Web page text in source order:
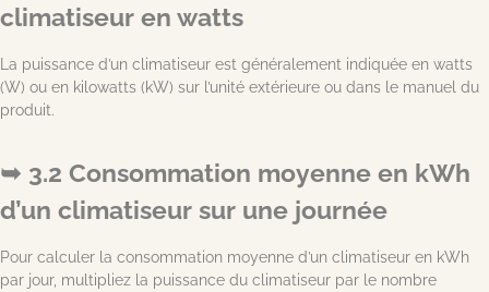
climatiseur en watts
La puissance d’un climatiseur est généralement indiquée en watts
(W) ou en kilowatts (kW) sur l’unité extérieure ou dans le manuel du
produit.
3.2 Consommation moyenne en kWh
d’un climatiseur sur une journée
Pour calculer la consommation moyenne d’un climatiseur en kWh
par jour, multipliez la puissance du climatiseur par le nombre